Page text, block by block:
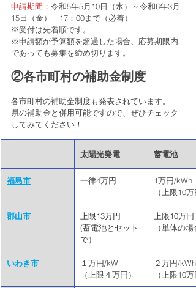
申請期間 ： 令和5年5月10日（水）～令和6年3月
15日（金）　17：00まで（必着）
※受付は先着順です。
※申請額が予算額を超過した場合、応募期限内
であっても募集を締め切ります。
②各市町村の補助金制度
各市町村の補助金制度も発表されています。
県の補助金と併用可能ですので、ぜひチェック
してみてください！
太陽光発電 蓄電池
福島市 ​一律4万円
​1万円/kWh
（上限10万
郡山市
上限13万円
(蓄電池とセット
で）
上限10万円
（単体の場
いわき市
​１万円/kW
（上限４万円）
​２万円/kWh
（上限10万